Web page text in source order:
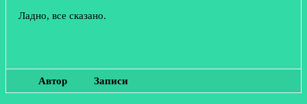
Ладно, все сказано.
Автор Записи